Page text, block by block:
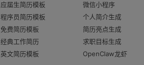
应届生简历模板
程序员简历模板
免费简历模板
经典工作简历
英文简历模板
微信小程序
个人简介生成
简历亮点生成
求职目标生成
OpenClaw龙虾